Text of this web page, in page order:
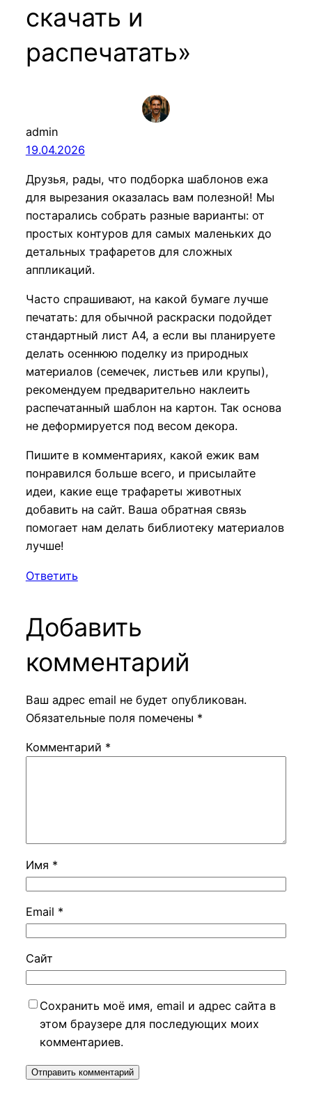
скачать и
распечатать»
admin
19.04.2026
Друзья, рады, что подборка шаблонов ежа
для вырезания оказалась вам полезной! Мы
постарались собрать разные варианты: от
простых контуров для самых маленьких до
детальных трафаретов для сложных
аппликаций.
Часто спрашивают, на какой бумаге лучше
печатать: для обычной раскраски подойдет
стандартный лист А4, а если вы планируете
делать осеннюю поделку из природных
материалов (семечек, листьев или крупы),
рекомендуем предварительно наклеить
распечатанный шаблон на картон. Так основа
не деформируется под весом декора.
Пишите в комментариях, какой ежик вам
понравился больше всего, и присылайте
идеи, какие еще трафареты животных
добавить на сайт. Ваша обратная связь
помогает нам делать библиотеку материалов
лучше!
Ответить
Добавить
комментарий
Ваш адрес email не будет опубликован.
Обязательные поля помечены *
Комментарий *
Имя *
Email *
Сайт
Сохранить моё имя, email и адрес сайта в
этом браузере для последующих моих
комментариев.